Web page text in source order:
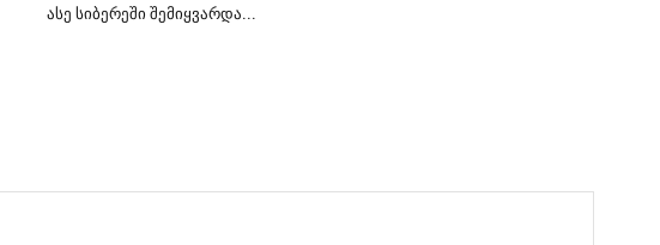
ასე სიბერეში შემიყვარდა...